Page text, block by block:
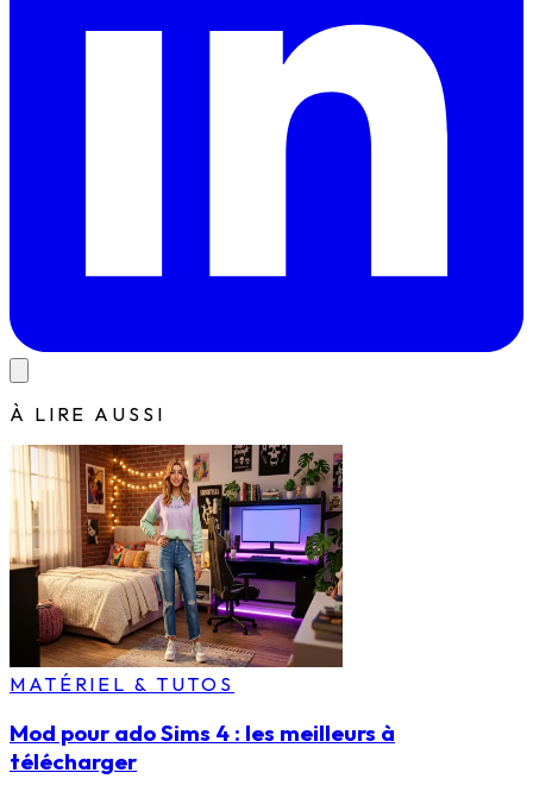
À LIRE AUSSI
MATÉRIEL & TUTOS
Mod pour ado Sims 4 : les meilleurs à
télécharger